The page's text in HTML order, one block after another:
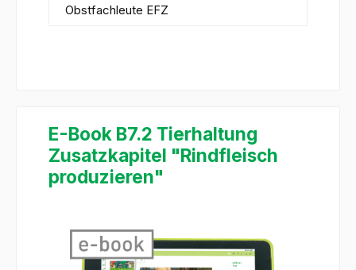
Obstfachleute EFZ
E-Book B7.2 Tierhaltung
Zusatzkapitel "Rindfleisch
produzieren"
Bildergalerie überspringen